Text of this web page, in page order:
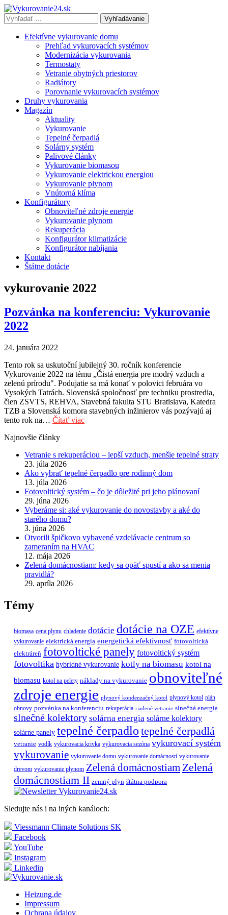
Vyhľadávať
výraz:
Efektívne vykurovanie domu
Prehľad vykurovacích systémov
Modernizácia vykurovania
Termostaty
Vetranie obytných priestorov
Radiátory
Porovnanie vykurovacích systémov
Druhy vykurovania
Magazín
Aktuality
Vykurovanie
Tepelné čerpadlá
Solárny systém
Palivové články
Vykurovanie biomasou
Vykurovanie elektrickou energiou
Vykurovanie plynom
Vnútorná klíma
Konfigurátory
Obnoviteľné zdroje energie
Vykurovanie plynom
Rekuperácia
Konfigurátor klimatizácie
Konfigurátor nabíjania
Kontakt
Štátne dotácie
vykurovanie 2022
Pozvánka na konferenciu: Vykurovanie
2022
24. januára 2022
Tento rok sa uskutoční jubilejný 30. ročník konferencie
Vykurovanie 2022 na tému „Čistá energia pre modrý vzduch a
zelenú prírodu". Podujatie sa má konať v polovici februára vo
Vysokých Tatrách. Slovenská spoločnosť pre techniku prostredia,
člen ZSVTS, REHVA, Stavebná fakulta STU Bratislava, Katedra
TZB a Slovenská komora stavebných inžinierov vás pozývajú aj
tento rok na… Čítať viac
Najnovšie články
Vetranie s rekuperáciou – lepší vzduch, menšie tepelné straty
23. júla 2026
Ako vybrať tepelné čerpadlo pre rodinný dom
13. júla 2026
Fotovoltický systém – čo je dôležité pri jeho plánovaní
29. júna 2026
Vyberáme si: aké vykurovanie do novostavby a aké do
starého domu?
3. júna 2026
Otvorili špičkovo vybavené vzdelávacie centrum so
zameraním na HVAC
12. mája 2026
Zelená domácnostiam: kedy sa opäť spustí a ako sa menia
pravidlá?
29. apríla 2026
Témy
biomasa cena plynu chladenie dotácie dotácie na OZE efektívne
vykurovanie elektrická energia energetická efektívnosť fotovoltická
elektráreň fotovoltické panely fotovoltický systém
fotovoltika hybridné vykurovanie kotly na biomasu kotol na
biomasu kotol na pelety náklady na vykurovanie obnoviteľné
zdroje energie plynový kondenzačný kotol plynový kotol plán
obnovy pozvánka na konferenciu rekuperácia riadené vetranie slnečná energia
slnečné kolektory solárna energia solárne kolektory
solárne panely tepelné čerpadlo tepelné čerpadlá
vetranie vodík vykurovacia krivka vykurovacia sezóna vykurovací systém
vykurovanie vykurovanie domu vykurovanie domácností vykurovanie
drevom vykurovanie plynom Zelená domácnostiam Zelená
domácnostiam II zemný plyn štátna podpora
Sledujte nás i na iných kanáloch:
Viessmann Climate Solutions SK
Facebook
YouTube
Instagram
Linkedin
Heizung.de
Impressum
Ochrana údajov